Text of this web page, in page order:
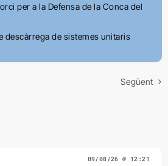
per a la Defensa de la Conca del
descàrrega de sistemes unitaris
Següent
09/08/26 @ 12:21